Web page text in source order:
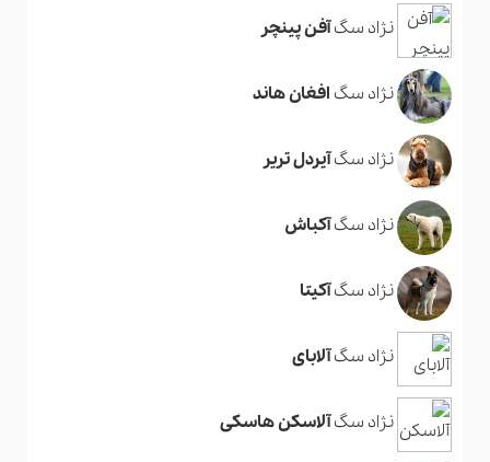
نژاد سگآفن پینچر
نژاد سگ افغان هاند
نژاد سگآیردل تریر
نژاد سگآکباش
نژاد سگآکیتا
نژاد سگآلابای
نژاد سگآلاسکن هاسکی